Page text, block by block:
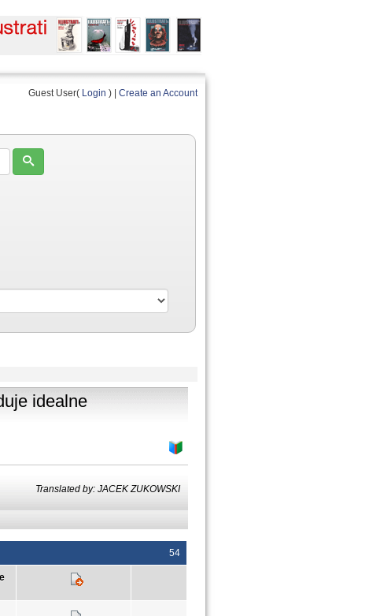
Guest User( Login ) | Create an Account
idealne
Translated by: JACEK ZUKOWSKI
54